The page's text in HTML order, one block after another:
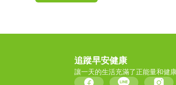
追蹤早安健康
讓一天的生活充滿了正能量和健